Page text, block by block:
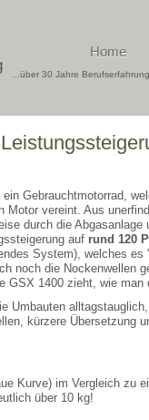
Home
...über 30 Jahre
Gebrauchtmotorrad,
Motor vereint. Aus
durch die
auf rund 120
System), welches
noch die Nockenwellen
GSX 1400 zieht, wie
Umbauten
kürzere Übersetzung
Kurve) im Vergleich zu
über 10 kg!